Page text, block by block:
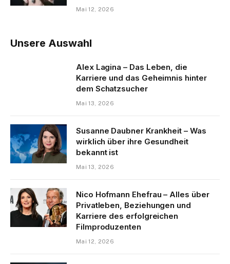
Mai 12, 2026
Unsere Auswahl
Alex Lagina – Das Leben, die
Karriere und das Geheimnis hinter
dem Schatzsucher
Mai 13, 2026
Susanne Daubner Krankheit – Was
wirklich über ihre Gesundheit
bekannt ist
Mai 13, 2026
Nico Hofmann Ehefrau – Alles über
Privatleben, Beziehungen und
Karriere des erfolgreichen
Filmproduzenten
Mai 12, 2026